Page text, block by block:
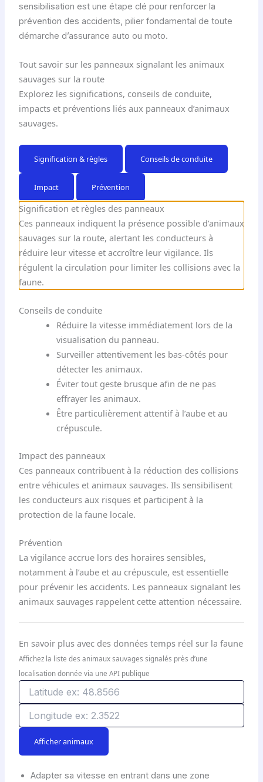
sensibilisation est une étape clé pour renforcer la
prévention des accidents, pilier fondamental de toute
démarche d’assurance auto ou moto.
Tout savoir sur les panneaux signalant les animaux
sauvages sur la route
Explorez les significations, conseils de conduite,
impacts et préventions liés aux panneaux d’animaux
sauvages.
Signification & règles Conseils de conduite
Impact Prévention
Signification et règles des panneaux
Ces panneaux indiquent la présence possible d’animaux
sauvages sur la route, alertant les conducteurs à
réduire leur vitesse et accroître leur vigilance. Ils
régulent la circulation pour limiter les collisions avec la
faune.
Conseils de conduite
Réduire la vitesse immédiatement lors de la
visualisation du panneau.
Surveiller attentivement les bas-côtés pour
détecter les animaux.
Éviter tout geste brusque afin de ne pas
effrayer les animaux.
Être particulièrement attentif à l’aube et au
crépuscule.
Impact des panneaux
Ces panneaux contribuent à la réduction des collisions
entre véhicules et animaux sauvages. Ils sensibilisent
les conducteurs aux risques et participent à la
protection de la faune locale.
Prévention
La vigilance accrue lors des horaires sensibles,
notamment à l’aube et au crépuscule, est essentielle
pour prévenir les accidents. Les panneaux signalant les
animaux sauvages rappelent cette attention nécessaire.
En savoir plus avec des données temps réel sur la faune
Affichez la liste des animaux sauvages signalés près d’une
localisation donnée via une API publique
L
t
t
d
L
n
i
u
Afficher animaux
Adapter sa vitesse en entrant dans une zone